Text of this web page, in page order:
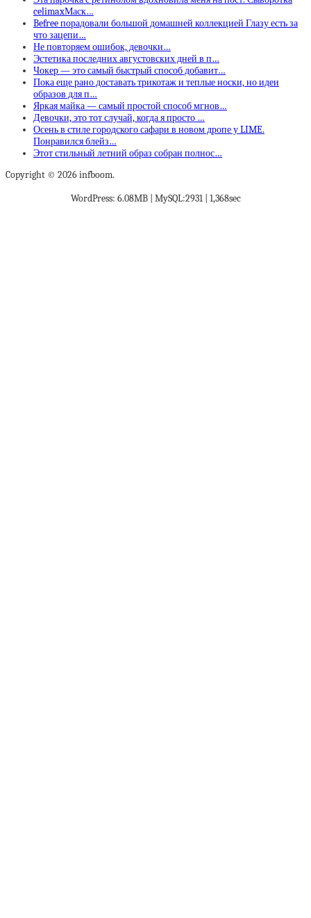
celimaxМаск…
Befree порадовали большой домашней коллекцией Глазу есть за
что зацепи…
Не повторяем ошибок, девочки…
Эстетика последних августовских дней в п…
Чокер — это самый быстрый способ добавит…
Пока еще рано доставать трикотаж и теплые носки, но идеи
образов для п…
Яркая майка — самый простой способ мгнов…
Девочки, это тот случай, когда я просто …
Осень в стиле городского сафари в новом дропе у LIME.
Понравился блейз…
Этот стильный летний образ собран полнос…
Copyright © 2026 infboom.
WordPress: 6.08MB | MySQL:2931 | 1,368sec